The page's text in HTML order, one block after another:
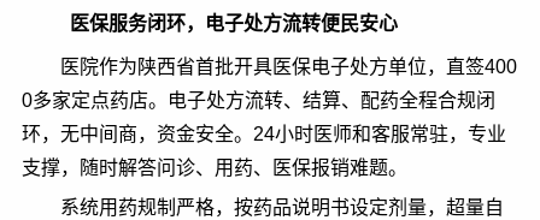
医保服务闭环，电子处方流转便民安心
医院作为陕西省首批开具医保电子处方单位，直签400
0多家定点药店。电子处方流转、结算、配药全程合规闭
环，无中间商，资金安全。24小时医师和客服常驻，专业
支撑，随时解答问诊、用药、医保报销难题。
系统用药规制严格，按药品说明书设定剂量，超量自